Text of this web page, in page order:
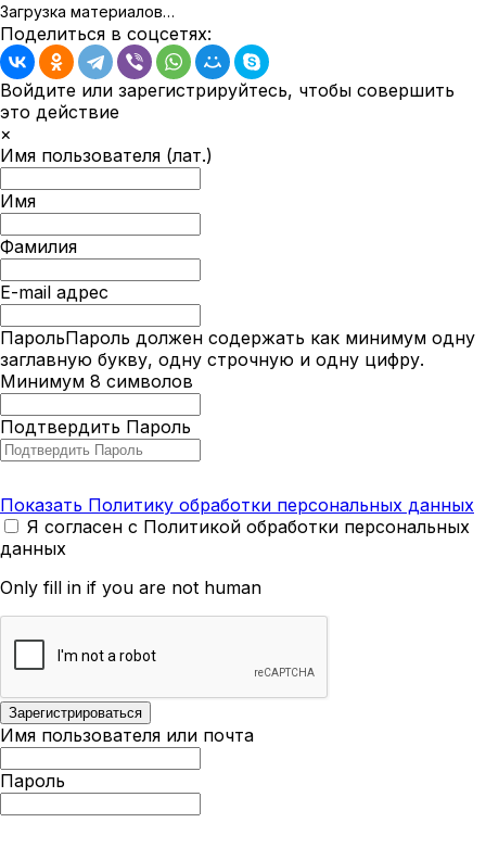
Загрузка материалов…
Поделиться в соцсетях:
Войдите или зарегистрируйтесь, чтобы совершить
это действие
×
Имя пользователя (лат.)
Имя
Фамилия
E-mail адрес
ПарольПароль должен содержать как минимум одну
заглавную букву, одну строчную и одну цифру.
Минимум 8 символов
Подтвердить Пароль
Показать Политику обработки персональных данных
Я согласен с Политикой обработки персональных
данных
Only fill in if you are not human
Имя пользователя или почта
Пароль